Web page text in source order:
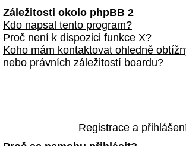
Záležitosti okolo phpBB 2
Kdo napsal tento program?
Proč není k dispozici funkce X?
Koho mám kontaktovat ohledně
nebo právních záležitostí boardu?
Registrace a